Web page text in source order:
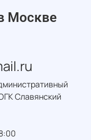
Москве
Славянский